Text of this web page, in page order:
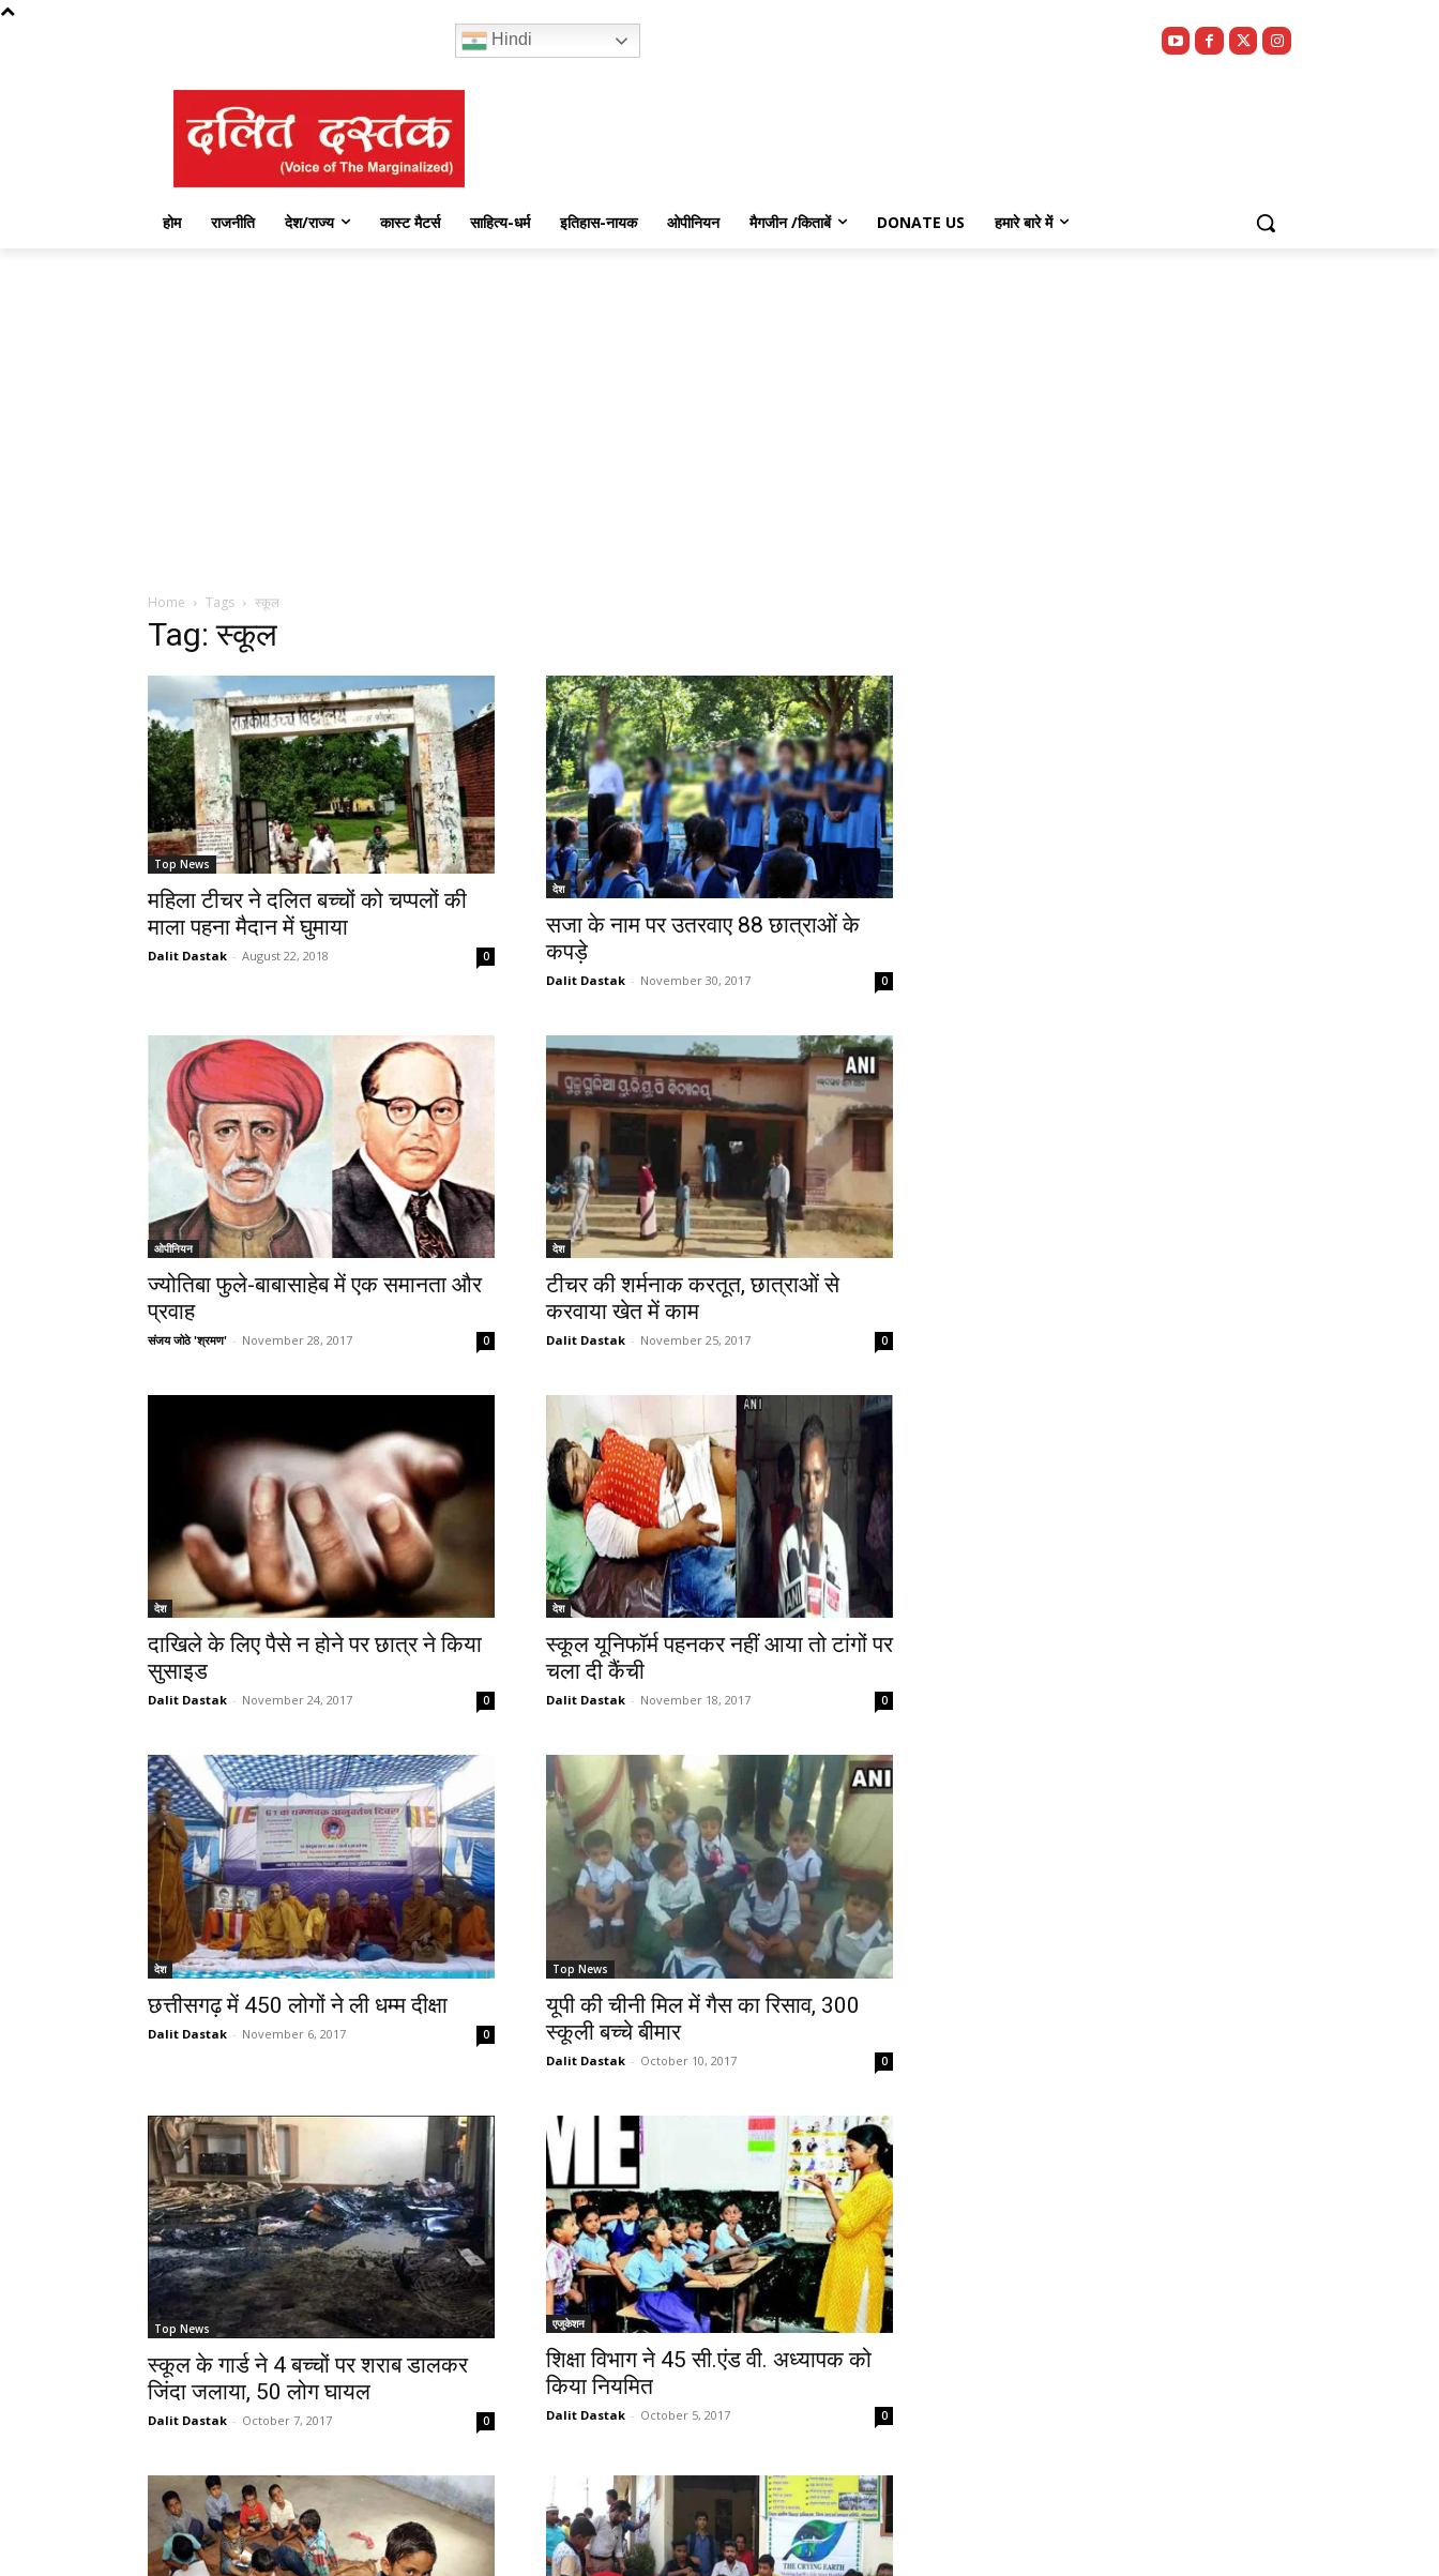
Hindi
होम राजनीति देश/राज्य कास्ट मैटर्स साहित्य-धर्म इतिहास-नायक ओपीनियन मैगजीन /किताबें DONATE US हमारे बारे में
Home Tags स्कूल
Tag: स्कूल
Top News
महिला टीचर ने दलित बच्चों को चप्पलों की
माला पहना मैदान में घुमाया
Dalit Dastak - August 22, 2018 0
देश
सजा के नाम पर उतरवाए 88 छात्राओं के
कपड़े
Dalit Dastak - November 30, 2017 0
ओपीनियन
ज्योतिबा फुले-बाबासाहेब में एक समानता और
प्रवाह
संजय जोठे 'श्रमण' - November 28, 2017 0
देश
टीचर की शर्मनाक करतूत, छात्राओं से
करवाया खेत में काम
Dalit Dastak - November 25, 2017 0
देश
दाखिले के लिए पैसे न होने पर छात्र ने किया
सुसाइड
Dalit Dastak - November 24, 2017 0
देश
स्कूल यूनिफॉर्म पहनकर नहीं आया तो टांगों पर
चला दी कैंची
Dalit Dastak - November 18, 2017 0
देश
छत्तीसगढ़ में 450 लोगों ने ली धम्म दीक्षा
Dalit Dastak - November 6, 2017 0
Top News
यूपी की चीनी मिल में गैस का रिसाव, 300
स्कूली बच्चे बीमार
Dalit Dastak - October 10, 2017 0
Top News
स्कूल के गार्ड ने 4 बच्चों पर शराब डालकर
जिंदा जलाया, 50 लोग घायल
Dalit Dastak - October 7, 2017 0
एजुकेशन
शिक्षा विभाग ने 45 सी.एंड वी. अध्यापक को
किया नियमित
Dalit Dastak - October 5, 2017 0